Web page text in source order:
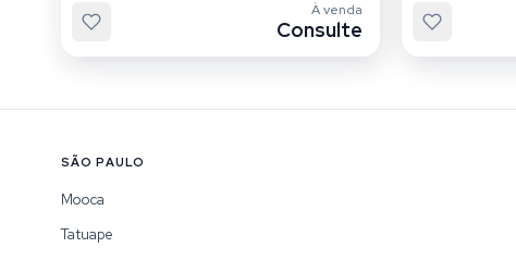
À venda
Consulte
SÃO PAULO
Mooca
Tatuape